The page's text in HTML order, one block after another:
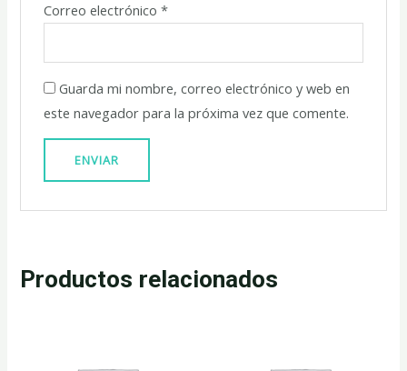
Correo electrónico *
Guarda mi nombre, correo electrónico y web en
este navegador para la próxima vez que comente.
Productos relacionados